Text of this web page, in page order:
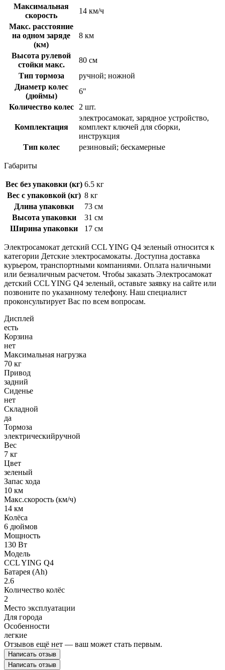
Максимальная
скорость
14 км/ч
Макс. расстояние
на одном заряде
(км)
8 км
Высота рулевой
стойки макс.
80 см
Тип тормоза
ручной; ножной
Диаметр колес
(дюймы)
6"
Количество колес
2 шт.
Комплектация
электросамокат, зарядное устройство,
комплект ключей для сборки,
инструкция
Тип колес
резиновый; бескамерные
Габариты
Вес без упаковки (кг) 6.5 кг
Вес с упаковкой (кг) 8 кг
Длина упаковки
73 см
Высота упаковки
31 см
Ширина упаковки
17 см
Электросамокат детский CCL YING Q4 зеленый относится к
категории Детские электросамокаты. Доступна доставка
курьером, транспортными компаниями. Оплата наличными
или безналичным расчетом. Чтобы заказать Электросамокат
детский CCL YING Q4 зеленый, оставьте заявку на сайте или
позвоните по указанному телефону. Наш специалист
проконсультирует Вас по всем вопросам.
Дисплей
есть
Корзина
нет
Максимальная нагрузка
70 кг
Привод
задний
Сиденье
нет
Складной
да
Тормоза
электрическийручной
Вес
7 кг
Цвет
зеленый
Запас хода
10 км
Макс.скорость (км/ч)
14 км
Колёса
6 дюймов
Мощность
130 Вт
Модель
CCL YING Q4
Батарея (Ah)
2.6
Количество колёс
2
Место эксплуатации
Для города
Особенности
легкие
Отзывов ещё нет — ваш может стать первым.
Написать отзыв
Написать отзыв